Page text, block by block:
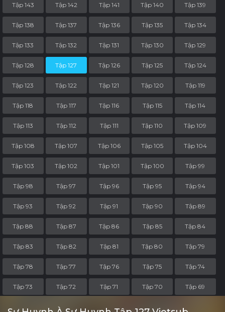
Tập 143 Tập 142 Tập 141 Tập 140 Tập 139
Tập 138 Tập 137 Tập 136 Tập 135 Tập 134
Tập 133 Tập 132 Tập 131 Tập 130 Tập 129
Tập 128 Tập 127 Tập 126 Tập 125 Tập 124
Tập 123 Tập 122 Tập 121 Tập 120 Tập 119
Tập 118 Tập 117 Tập 116 Tập 115 Tập 114
Tập 113 Tập 112 Tập 111 Tập 110 Tập 109
Tập 108 Tập 107 Tập 106 Tập 105 Tập 104
Tập 103 Tập 102 Tập 101 Tập 100 Tập 99
Tập 98 Tập 97 Tập 96 Tập 95 Tập 94
Tập 93 Tập 92 Tập 91 Tập 90 Tập 89
Tập 88 Tập 87 Tập 86 Tập 85 Tập 84
Tập 83 Tập 82 Tập 81 Tập 80 Tập 79
Tập 78 Tập 77 Tập 76 Tập 75 Tập 74
Tập 73 Tập 72 Tập 71 Tập 70 Tập 69
Tập 67 Tập 66 Tập 65